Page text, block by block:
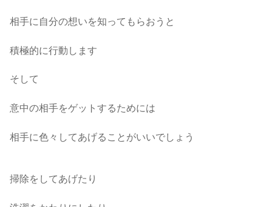
相手に自分の想いを知ってもらおうと
積極的に行動します
そして
意中の相手をゲットするためには
相手に色々してあげることがいいでしょう
掃除をしてあげたり